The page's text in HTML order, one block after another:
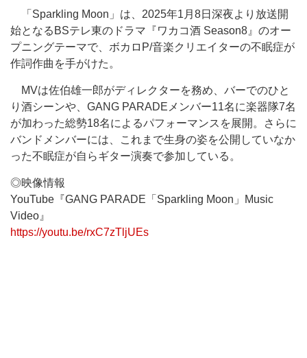
「Sparkling Moon」は、2025年1月8日深夜より放送開
始となるBSテレ東のドラマ『ワカコ酒 Season8』のオー
プニングテーマで、ボカロP/音楽クリエイターの不眠症が
作詞作曲を手がけた。
MVは佐伯雄一郎がディレクターを務め、バーでのひと
り酒シーンや、GANG PARADEメンバー11名に楽器隊7名
が加わった総勢18名によるパフォーマンスを展開。さらに
バンドメンバーには、これまで生身の姿を公開していなか
った不眠症が自らギター演奏で参加している。
◎映像情報
YouTube『GANG PARADE「Sparkling Moon」Music
Video』
https://youtu.be/rxC7zTljUEs